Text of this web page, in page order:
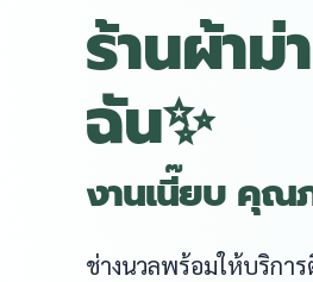
ร้านผ้าม่
ฉัน✨
งานเนี๊ยบ คุณ
ช่างนวลพร้อมให้บริกา